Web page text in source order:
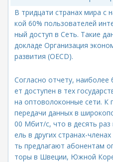
В тридцати странах мира с
кой 60% пользователей
ный доступ в Сеть. Такие
докладе Организация
развития (OECD).
Согласно отчету,
ет доступен в тех
на оптоволоконные сети. К
передачи данных в
00 Мбит/с, что в десять
ель в других странах-
ть предлагают абонентам
торы в Швеции, Южной